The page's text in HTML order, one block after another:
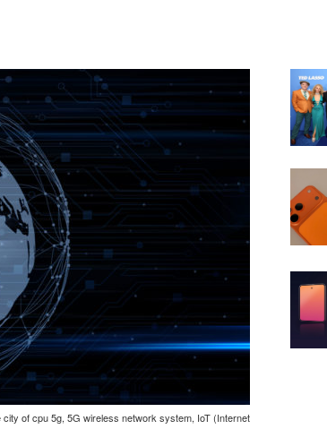
of cpu 5g, 5G wireless network system, IoT (Internet